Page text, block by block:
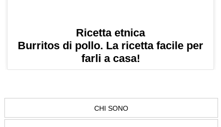
Ricetta etnica
Burritos di pollo. La ricetta facile per
farli a casa!
CHI SONO